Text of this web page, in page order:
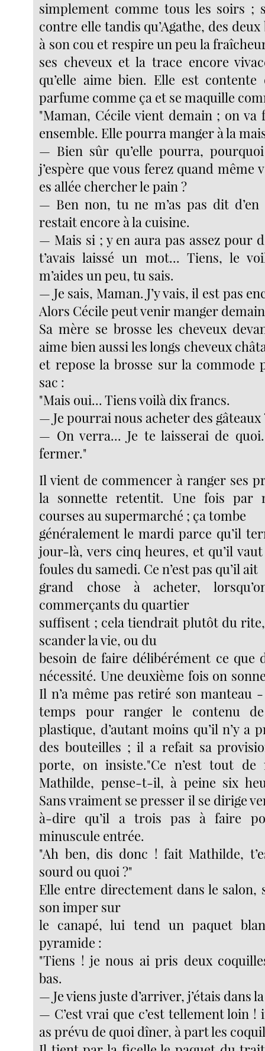
simplement comme tous les soirs ;
contre elle tandis qu’Agathe, des
à son cou et respire un peu la
ses cheveux et la trace encore
qu’elle aime bien. Elle est
parfume comme ça et se maquille
"Maman, Cécile vient demain ; on va
ensemble. Elle pourra manger à la
— Bien sûr qu’elle pourra,
j’espère que vous ferez quand même
es allée chercher le pain ?
— Ben non, tu ne m’as pas dit
restait encore à la cuisine.
— Mais si ; y en aura pas assez pour
t’avais laissé un mot... Tiens, le
m’aides un peu, tu sais.
— Je sais, Maman. J’y vais, il est pas
Alors Cécile peut venir manger
Sa mère se brosse les cheveux
aime bien aussi les longs cheveux
et repose la brosse sur la commode
sac :
"Mais oui... Tiens voilà dix francs.
— Je pourrai nous acheter des gâteaux
— On verra... Je te laisserai de
fermer."
Il vient de commencer à ranger ses
la sonnette retentit. Une fois par
courses au supermarché ; ça tombe
généralement le mardi parce qu’il
jour-là, vers cinq heures, et qu’il
foules du samedi. Ce n’est pas qu’il ait
grand chose à acheter,
commerçants du quartier
suffisent ; cela tiendrait plutôt du
scander la vie, ou du
besoin de faire délibérément ce que
nécessité. Une deuxième fois on
Il n’a même pas retiré son manteau
temps pour ranger le contenu
plastique, d’autant moins qu’il n’y a
des bouteilles ; il a refait sa
porte, on insiste."Ce n’est tout de
Mathilde, pense-t-il, à peine six
Sans vraiment se presser il se dirige
à-dire qu’il a trois pas à faire
minuscule entrée.
"Ah ben, dis donc ! fait Mathilde,
sourd ou quoi ?"
Elle entre directement dans le salon,
son imper sur
le canapé, lui tend un paquet
pyramide :
"Tiens ! je nous ai pris deux
bas.
— Je viens juste d’arriver, j’étais dans
— C’est vrai que c’est tellement loin
as prévu de quoi dîner, à part les